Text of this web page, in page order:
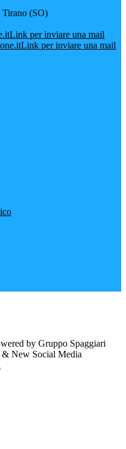
(SO)
Link per inviare una mail
Link per inviare una mail
by Gruppo Spaggiari
New Social Media